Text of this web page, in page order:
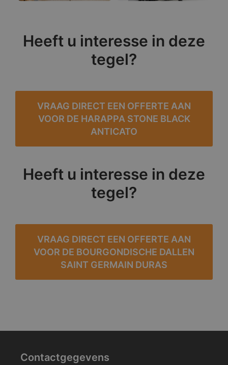
Heeft u interesse in deze
tegel?
VRAAG DIRECT EEN OFFERTE AAN
VOOR DE HARAPPA STONE BLACK
ANTICATO
Heeft u interesse in deze
tegel?
VRAAG DIRECT EEN OFFERTE AAN
VOOR DE BOURGONDISCHE DALLEN
SAINT GERMAIN DURAS
Contactgegevens